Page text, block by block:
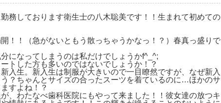
務しております衛生士の八木聡美です！！生まれて初めての
！！（急がないともう散っちゃうかなっ！？）春真っ盛りで
になってしまうのは私だけでしょうかf^_^;
トした方も多いのではないでしょうか！？
入生。新入生は制服が大きいので一目瞭然ですが、なぜ新入
？ちゃんとサイズの合ったスーツを着ているのに…ほかのサ
すよね！？
、わたなべ歯科医院にもやって来ました！！彼女達の放つキ